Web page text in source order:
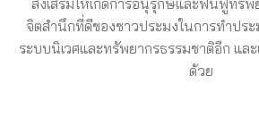
ส่งเสริมให้เกิดการอนุรุกษ์และฟื้นฟูทรั
จิตสำนึกที่ดีของชาวประมงในการทำปร
ระบบนิเวศและทรัพยากรธรรมชาติอีก แล
ด้วย